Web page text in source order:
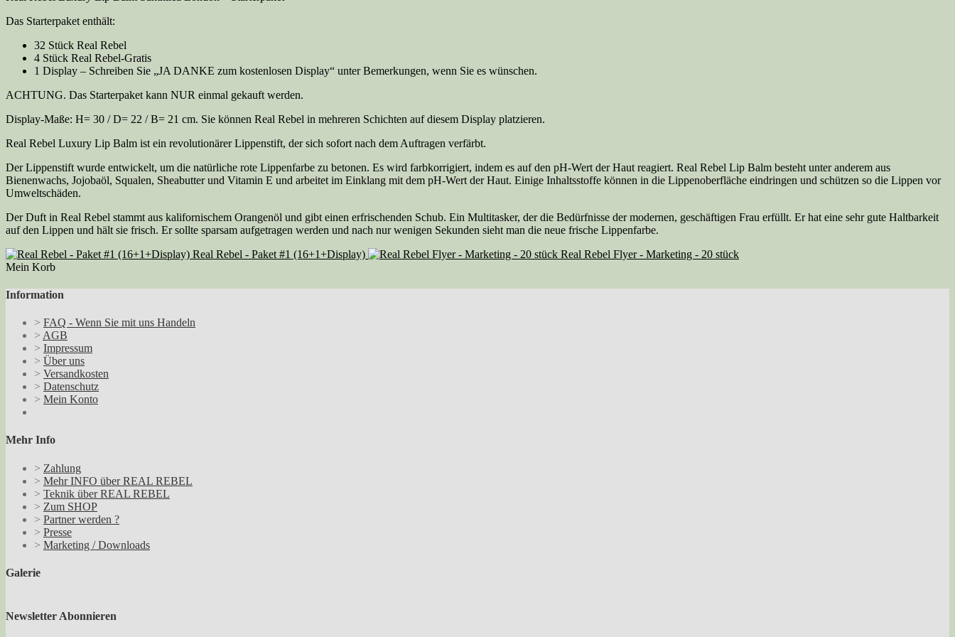
Das Starterpaket enthält:
32 Stück Real Rebel
4 Stück Real Rebel-Gratis
1 Display – Schreiben Sie „JA DANKE zum kostenlosen Display“ unter Bemerkungen, wenn Sie es wünschen.
ACHTUNG. Das Starterpaket kann NUR einmal gekauft werden.
Display-Maße: H= 30 / D= 22 / B= 21 cm. Sie können Real Rebel in mehreren Schichten auf diesem Display platzieren.
Real Rebel Luxury Lip Balm ist ein revolutionärer Lippenstift, der sich sofort nach dem Auftragen verfärbt.
Der Lippenstift wurde entwickelt, um die natürliche rote Lippenfarbe zu betonen. Es wird farbkorrigiert, indem es auf den pH-Wert der Haut reagiert. Real Rebel Lip Balm besteht unter anderem aus
Bienenwachs, Jojobaöl, Squalen, Sheabutter und Vitamin E und arbeitet im Einklang mit dem pH-Wert der Haut. Einige Inhaltsstoffe können in die Lippenoberfläche eindringen und schützen so die Lippen vor
Umweltschäden.
Der Duft in Real Rebel stammt aus kalifornischem Orangenöl und gibt einen erfrischenden Schub. Ein Multitasker, der die Bedürfnisse der modernen, geschäftigen Frau erfüllt. Er hat eine sehr gute Haltbarkeit
auf den Lippen und hält sie frisch. Er sollte sparsam aufgetragen werden und nach nur wenigen Sekunden sieht man die neue frische Lippenfarbe.
Real Rebel - Paket #1 (16+1+Display)
Real Rebel Flyer - Marketing - 20 stück
Mein Korb
Information
> FAQ - Wenn Sie mit uns Handeln
> AGB
> Impressum
> Über uns
> Versandkosten
> Datenschutz
> Mein Konto
Mehr Info
> Zahlung
> Mehr INFO über REAL REBEL
> Teknik über REAL REBEL
> Zum SHOP
> Partner werden ?
> Presse
> Marketing / Downloads
Galerie
Newsletter Abonnieren